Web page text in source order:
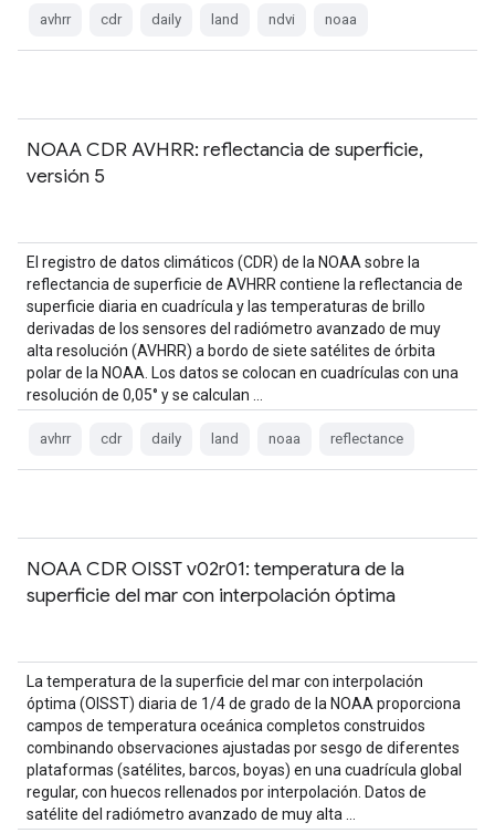
avhrr cdr daily land ndvi noaa
NOAA CDR AVHRR: reflectancia de superficie,
versión 5
El registro de datos climáticos (CDR) de la NOAA sobre la
reflectancia de superficie de AVHRR contiene la reflectancia de
superficie diaria en cuadrícula y las temperaturas de brillo
derivadas de los sensores del radiómetro avanzado de muy
alta resolución (AVHRR) a bordo de siete satélites de órbita
polar de la NOAA. Los datos se colocan en cuadrículas con una
resolución de 0,05° y se calculan …
avhrr cdr daily land noaa reflectance
NOAA CDR OISST v02r01: temperatura de la
superficie del mar con interpolación óptima
La temperatura de la superficie del mar con interpolación
óptima (OISST) diaria de 1/4 de grado de la NOAA proporciona
campos de temperatura oceánica completos construidos
combinando observaciones ajustadas por sesgo de diferentes
plataformas (satélites, barcos, boyas) en una cuadrícula global
regular, con huecos rellenados por interpolación. Datos de
satélite del radiómetro avanzado de muy alta …